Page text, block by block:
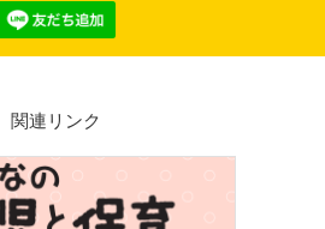
関連リンク